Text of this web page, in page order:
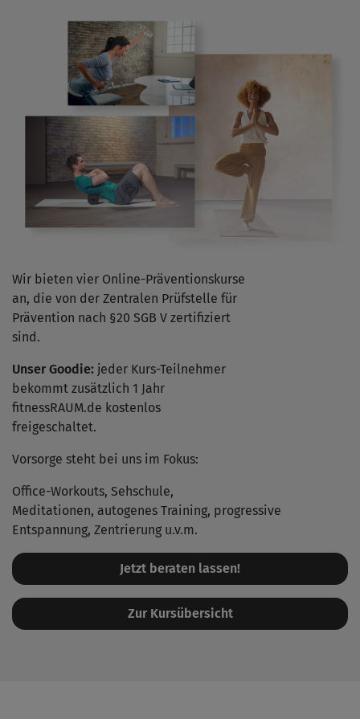
Wir bieten vier Online-Präventionskurse
an, die von der Zentralen Prüfstelle für
Prävention nach §20 SGB V zertifiziert
sind.
Unser Goodie: jeder Kurs-Teilnehmer
bekommt zusätzlich 1 Jahr
fitnessRAUM.de kostenlos
freigeschaltet.
Vorsorge steht bei uns im Fokus:
Office-Workouts, Sehschule,
Meditationen, autogenes Training, progressive
Entspannung, Zentrierung u.v.m.
Jetzt beraten lassen!
Zur Kursübersicht